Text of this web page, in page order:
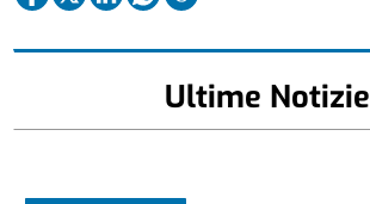
Ultime Notizie